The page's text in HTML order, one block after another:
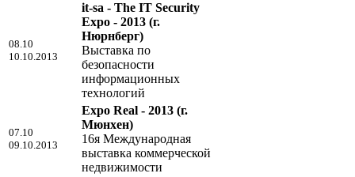
08.10
10.10.2013
it-sa - The IT Security
Expo - 2013 (г.
Нюрнберг)
Выставка по
безопасности
информационных
технологий
07.10
09.10.2013
Expo Real - 2013 (г.
Мюнхен)
16я Международная
выставка коммерческой
недвижимости